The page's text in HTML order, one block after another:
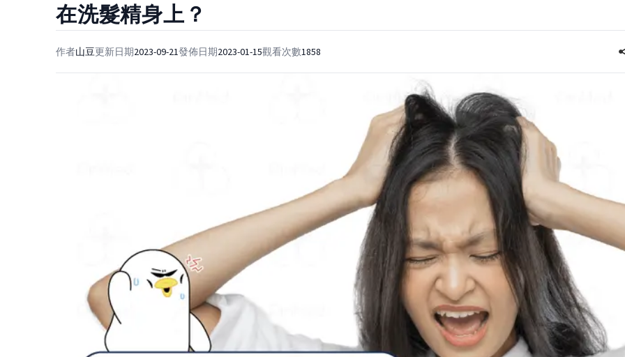
在洗髮精身上？
作者山豆更新日期2023-09-21發佈日期2023-01-15觀看次數1858